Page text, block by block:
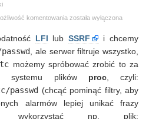
komentowania 1001
Test
oraz
Tips
&
Tricks
została wyłączona
LFI lub SSRF
i chcemy
, ale serwer filtruje wszystko,
możemy spróbować zrobić to za
systemu plików proc, czyli:
(chcąć pominąć filtry, aby
alarmów lepiej unikać frazy
np. plik: